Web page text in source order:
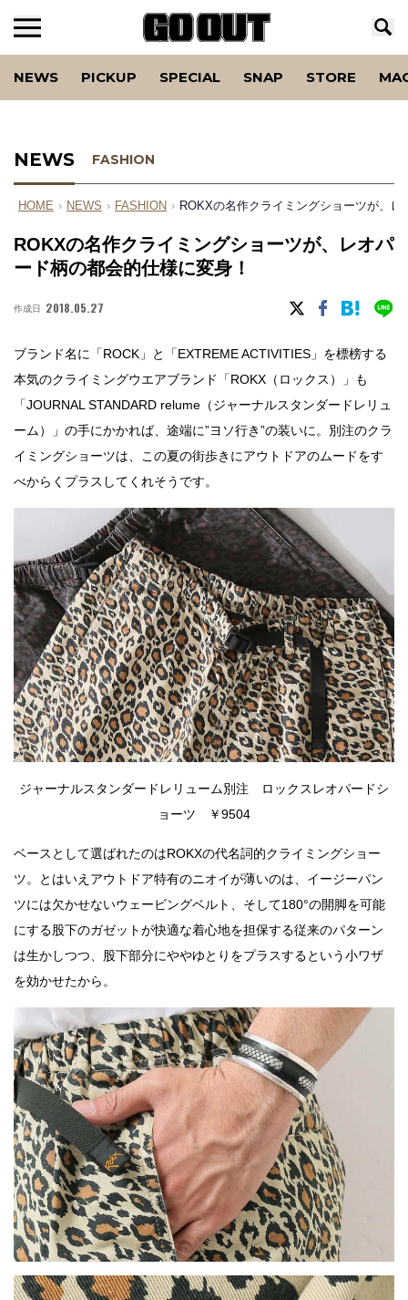
NEWS PICKUP SPECIAL SNAP STORE
NEWS FASHION
HOME › NEWS › FASHION › ROKXの名作クライミングショーツが、
ROKXの名作クライミングショーツが、レオパ
ード柄の都会的仕様に変身！
作成日 2018.05.27
ブランド名に「ROCK」と「EXTREME ACTIVITIES」を標榜する
本気のクライミングウエアブランド「ROKX（ロックス）」も
「JOURNAL STANDARD relume（ジャーナルスタンダードレリュ
ーム）」の手にかかれば、途端に”ヨソ行き”の装いに。別注のクラ
イミングショーツは、この夏の街歩きにアウトドアのムードをす
べからくプラスしてくれそうです。
ジャーナルスタンダードレリューム別注 ロックスレオパードシ
ョーツ ￥9504
ベースとして選ばれたのはROKXの代名詞的クライミングショー
ツ。とはいえアウトドア特有のニオイが薄いのは、イージーパン
ツには欠かせないウェービングベルト、そして180°の開脚を可能
にする股下のガゼットが快適な着心地を担保する従来のパターン
は生かしつつ、股下部分にややゆとりをプラスするという小ワザ
を効かせたから。